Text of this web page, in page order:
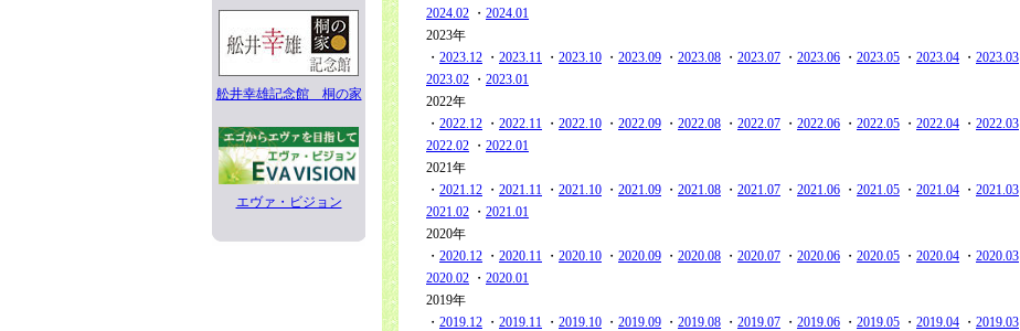
舩井幸雄記念館 桐の家
エヴァ・ビジョン
2024.02 ・ 2024.01
2023年
・ 2023.12 ・ 2023.11 ・ 2023.10 ・ 2023.09 ・ 2023.08 ・ 2023.07 ・ 2023.06 ・ 2023.05 ・ 2023.04 ・ 2023.03
2023.02 ・ 2023.01
2022年
・ 2022.12 ・ 2022.11 ・ 2022.10 ・ 2022.09 ・ 2022.08 ・ 2022.07 ・ 2022.06 ・ 2022.05 ・ 2022.04 ・ 2022.03
2022.02 ・ 2022.01
2021年
・ 2021.12 ・ 2021.11 ・ 2021.10 ・ 2021.09 ・ 2021.08 ・ 2021.07 ・ 2021.06 ・ 2021.05 ・ 2021.04 ・ 2021.03
2021.02 ・ 2021.01
2020年
・ 2020.12 ・ 2020.11 ・ 2020.10 ・ 2020.09 ・ 2020.08 ・ 2020.07 ・ 2020.06 ・ 2020.05 ・ 2020.04 ・ 2020.03
2020.02 ・ 2020.01
2019年
・ 2019.12 ・ 2019.11 ・ 2019.10 ・ 2019.09 ・ 2019.08 ・ 2019.07 ・ 2019.06 ・ 2019.05 ・ 2019.04 ・ 2019.03